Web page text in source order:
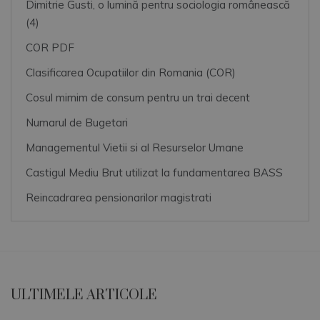
Dimitrie Gusti, o lumină pentru sociologia românească
(4)
COR PDF
Clasificarea Ocupatiilor din Romania (COR)
Cosul mimim de consum pentru un trai decent
Numarul de Bugetari
Managementul Vietii si al Resurselor Umane
Castigul Mediu Brut utilizat la fundamentarea BASS
Reincadrarea pensionarilor magistrati
ULTIMELE ARTICOLE